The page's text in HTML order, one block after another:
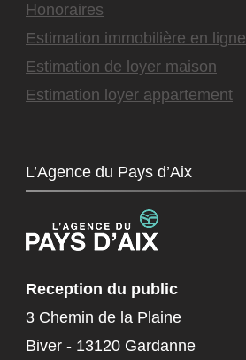
Honoraires
Estimation immobilière en ligne
Estimation de loyer maison
Estimation loyer appartement
L’Agence du Pays d’Aix
Reception du public
3 Chemin de la Plaine
Biver - 13120 Gardanne